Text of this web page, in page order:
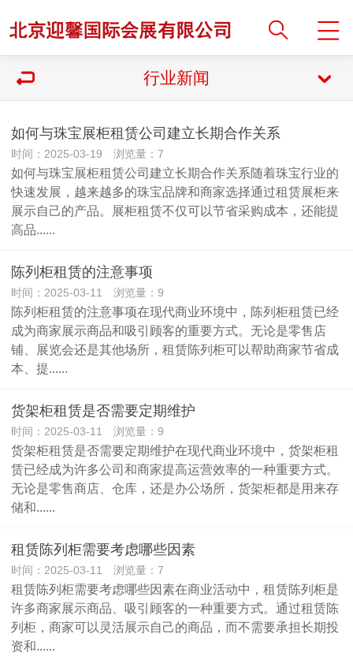
行业新闻
如何与珠宝展柜租赁公司建立长期合作关系
时间：2025-03-19 浏览量：7
如何与珠宝展柜租赁公司建立长期合作关系随着珠宝行业的
快速发展，越来越多的珠宝品牌和商家选择通过租赁展柜来
展示自己的产品。展柜租赁不仅可以节省采购成本，还能提
高品......
陈列柜租赁的注意事项
时间：2025-03-11 浏览量：9
陈列柜租赁的注意事项在现代商业环境中，陈列柜租赁已经
成为商家展示商品和吸引顾客的重要方式。无论是零售店
铺、展览会还是其他场所，租赁陈列柜可以帮助商家节省成
本、提......
货架柜租赁是否需要定期维护
时间：2025-03-11 浏览量：9
货架柜租赁是否需要定期维护在现代商业环境中，货架柜租
赁已经成为许多公司和商家提高运营效率的一种重要方式。
无论是零售商店、仓库，还是办公场所，货架柜都是用来存
储和......
租赁陈列柜需要考虑哪些因素
时间：2025-03-11 浏览量：7
租赁陈列柜需要考虑哪些因素在商业活动中，租赁陈列柜是
许多商家展示商品、吸引顾客的一种重要方式。通过租赁陈
列柜，商家可以灵活展示自己的商品，而不需要承担长期投
资和......